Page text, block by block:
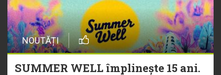
NOUTĂȚI
SUMMER WELL împlinește 15 ani.